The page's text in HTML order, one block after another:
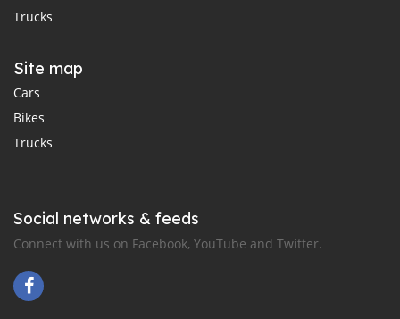
Trucks
Site map
Cars
Bikes
Trucks
Social networks & feeds
Connect with us on Facebook, YouTube and Twitter.